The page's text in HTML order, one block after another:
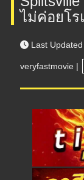
ไม่ค่อยโ
Last Updated
veryfastmovie |